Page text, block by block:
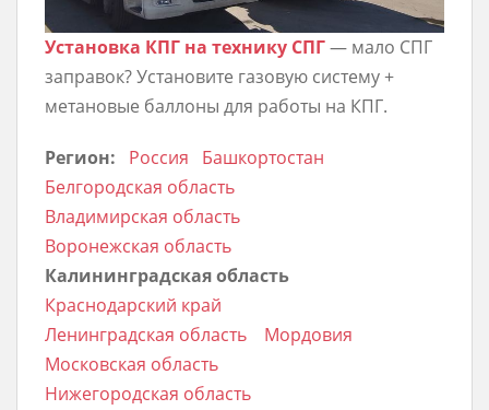
Установка КПГ на технику СПГ— мало СПГ
заправок? Установите газовую систему +
метановые баллоны для работы на КПГ.
Регион: Россия
Башкортостан
Белгородская область
Владимирская область
Воронежская область
Калининградская область
Краснодарский край
Ленинградская область
Мордовия
Московская область
Нижегородская область